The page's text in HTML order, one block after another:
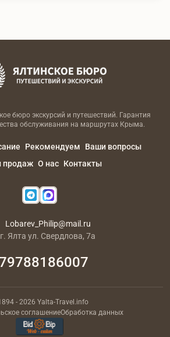
бюро экскурсий и путешествий. Гарантия
обслуживания на маршрутах Крыма.
Рекомендуем
Ваши вопросы
продаж О нас Контакты
Lobarev_Philip@mail.ru
г. Ялта ул. Свердлова, 7а
- 2026 Yalta-Travel.info
соглашениеОбработка данных